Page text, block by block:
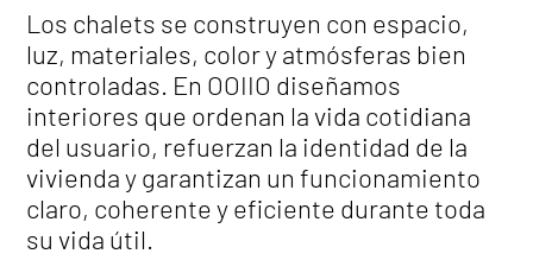
Los chalets se construyen con espacio,
luz, materiales, color y atmósferas bien
controladas. En OOIIO diseñamos
interiores que ordenan la vida cotidiana
del usuario, refuerzan la identidad de la
vivienda y garantizan un funcionamiento
claro, coherente y eficiente durante toda
su vida útil.